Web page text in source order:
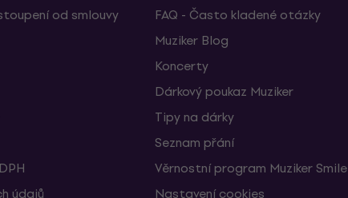
od smlouvy
údajů
FAQ - Často kladené otázky
Muziker Blog
Koncerty
Dárkový poukaz Muziker
Tipy na dárky
Seznam přání
Věrnostní program Muziker Smile
Nastavení cookies